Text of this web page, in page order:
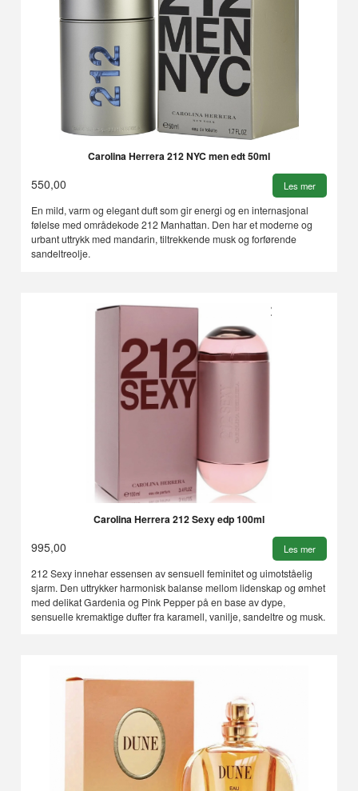
Carolina Herrera 212 NYC men edt 50ml
550,00 Les mer
En mild, varm og elegant duft som gir energi og en internasjonal
følelse med områdekode 212 Manhattan. Den har et moderne og
urbant uttrykk med mandarin, tiltrekkende musk og forførende
sandeltreolje.
Carolina Herrera 212 Sexy edp 100ml
995,00 Les mer
212 Sexy innehar essensen av sensuell feminitet og uimotståelig
sjarm. Den uttrykker harmonisk balanse mellom lidenskap og ømhet
med delikat Gardenia og Pink Pepper på en base av dype,
sensuelle kremaktige dufter fra karamell, vanilje, sandeltre og musk.